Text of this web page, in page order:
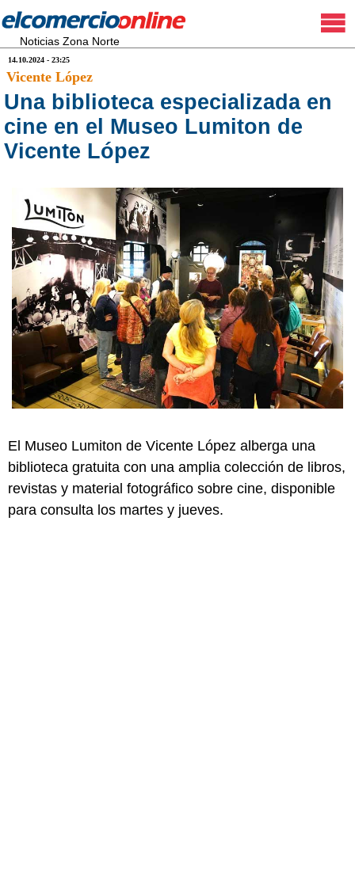
Noticias Zona Norte
14.10.2024 - 23:25
Vicente López
Una biblioteca especializada en
cine en el Museo Lumiton de
Vicente López
El Museo Lumiton de Vicente López alberga una
biblioteca gratuita con una amplia colección de libros,
revistas y material fotográfico sobre cine, disponible
para consulta los martes y jueves.